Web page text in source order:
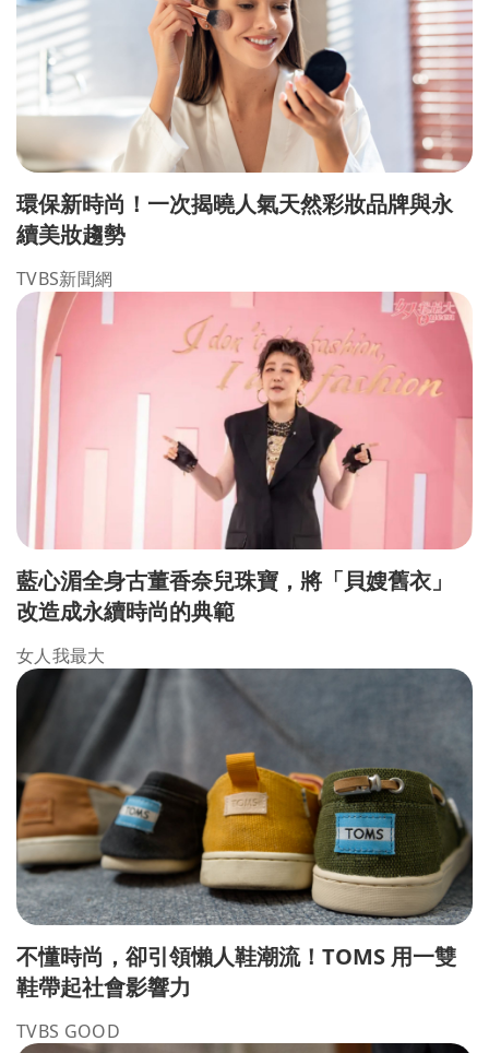
環保新時尚！一次揭曉人氣天然彩妝品牌與永
續美妝趨勢
TVBS新聞網
藍心湄全身古董香奈兒珠寶，將「貝嫂舊衣」
改造成永續時尚的典範
女人我最大
不懂時尚，卻引領懶人鞋潮流！TOMS 用一雙
鞋帶起社會影響力
TVBS GOOD